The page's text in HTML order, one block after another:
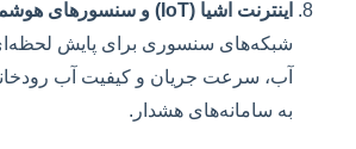
اینترنت اشیا (IoT) و سنسورهای هوشمند:
شبکه‌های سنسوری برای پایش
آب، سرعت جریان و کیفیت آب
به سامانه‌های هشدار.